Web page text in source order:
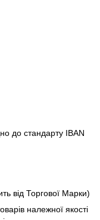
до стандарту IBAN
від Торгової Марки)
належної якості